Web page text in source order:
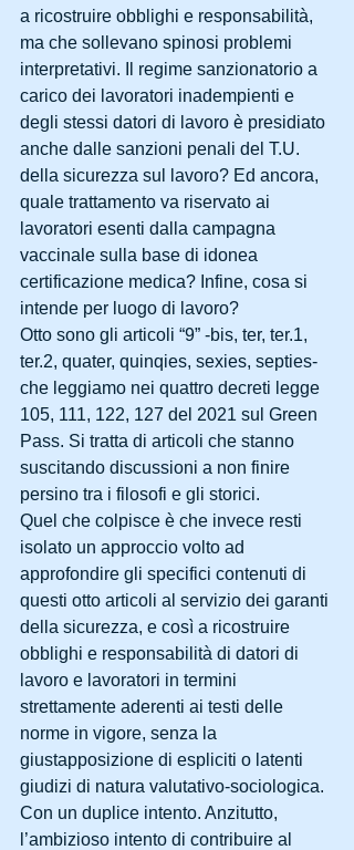
a ricostruire obblighi e responsabilità,
ma che sollevano spinosi problemi
interpretativi. Il regime sanzionatorio a
carico dei lavoratori inadempienti e
degli stessi datori di lavoro è presidiato
anche dalle sanzioni penali del T.U.
della sicurezza sul lavoro? Ed ancora,
quale trattamento va riservato ai
lavoratori esenti dalla campagna
vaccinale sulla base di idonea
certificazione medica? Infine, cosa si
intende per luogo di lavoro?
Otto sono gli articoli “9” -bis, ter, ter.1,
ter.2, quater, quinqies, sexies, septies-
che leggiamo nei quattro decreti legge
105, 111, 122, 127 del 2021 sul Green
Pass. Si tratta di articoli che stanno
suscitando discussioni a non finire
persino tra i filosofi e gli storici.
Quel che colpisce è che invece resti
isolato un approccio volto ad
approfondire gli specifici contenuti di
questi otto articoli al servizio dei garanti
della sicurezza, e così a ricostruire
obblighi e responsabilità di datori di
lavoro e lavoratori in termini
strettamente aderenti ai testi delle
norme in vigore, senza la
giustapposizione di espliciti o latenti
giudizi di natura valutativo-sociologica.
Con un duplice intento. Anzitutto,
l’ambizioso intento di contribuire al